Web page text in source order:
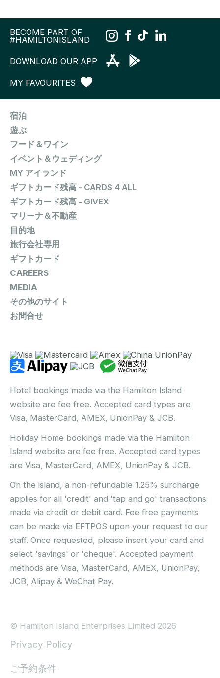
BECOME PART OF
#HAMILTONISLAND
DOWNLOAD OUR APP
MY FAVOURITES
宿泊
遊ぶ
フード＆ワイン
イベント＆ウェディング
MY アイランド
ギフトカード残高 - CARDS 4 ALL
ギフトカード残高 - GIVEX
マリーナ＆不動産
目的地
旅行会社専用
ギフトカード
CAREERS
MEDIA
その他のサイト
お問合せ
Hotel bookings made via the Hamilton Island
website are fee free. Accepted card types are
Visa, MasterCard, AMEX, UnionPay & JCB.
Holiday Home bookings made via the Hamilton
Island website are fee free. Accepted card types
are Visa, MasterCard, AMEX, UnionPay & JCB.
On the island, a non-refundable 1.25% surcharge
applies for all 'credit' and 'tap and go' transactions
made via credit or debit card. Fee free payments
can be made via EFTPOS upon your request to our
staff. Once requested, please insert your card and
select 'savings' or 'cheque'. Accepted payment
methods are Visa, MasterCard, AMEX, UnionPay,
JCB, Alipay & WeChat Pay.
© Hamilton Island Enterprises Limited 2026
Privacy Policy
ご予約条件